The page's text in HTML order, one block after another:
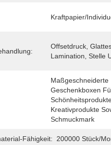
Kraftpapier/
Offsetdruck,
Lamination, Stelle
Maßgeschneiderte
Geschenkboxen
Kreativprodukte
Schmuckmark
Fähigkeit: 200000 Stück/